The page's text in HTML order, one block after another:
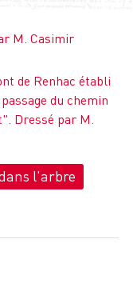
M. Casimir
de Renhac établi
du chemin
Dressé par M.
l'arbre